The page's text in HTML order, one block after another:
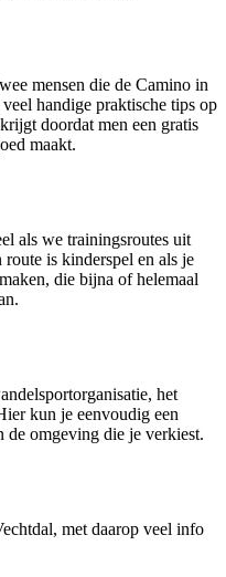
mensen die de Camino in
handige praktische tips op
doordat men een gratis
maakt.
als we trainingsroutes uit
is kinderspel en als je
die bijna of helemaal
het
kun je eenvoudig een
de omgeving die je verkiest.
met daarop veel info